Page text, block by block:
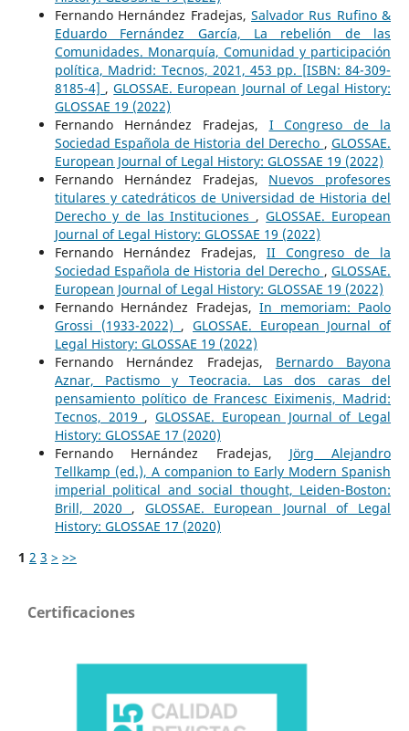
Fernando Hernández Fradejas, Salvador Rus Rufino &
Eduardo Fernández García, La rebelión de las
Comunidades. Monarquía, Comunidad y participación
política, Madrid: Tecnos, 2021, 453 pp. [ISBN: 84-309-
8185-4] ,GLOSSAE. European Journal of Legal History:
GLOSSAE 19 (2022)
Fernando Hernández Fradejas, I Congreso de la
Sociedad Española de Historia del Derecho ,GLOSSAE.
European Journal of Legal History: GLOSSAE 19 (2022)
Fernando Hernández Fradejas, Nuevos profesores
titulares y catedráticos de Universidad de Historia del
Derecho y de las Instituciones ,GLOSSAE. European
Journal of Legal History: GLOSSAE 19 (2022)
Fernando Hernández Fradejas, II Congreso de la
Sociedad Española de Historia del Derecho ,GLOSSAE.
European Journal of Legal History: GLOSSAE 19 (2022)
Fernando Hernández Fradejas,In memoriam: Paolo
Grossi (1933-2022) ,GLOSSAE. European Journal of
Legal History: GLOSSAE 19 (2022)
Fernando Hernández Fradejas, Bernardo Bayona
Aznar, Pactismo y Teocracia. Las dos caras del
pensamiento político de Francesc Eiximenis, Madrid:
Tecnos, 2019 ,GLOSSAE. European Journal of Legal
History: GLOSSAE 17 (2020)
Fernando Hernández Fradejas, Jörg Alejandro
Tellkamp (ed.), A companion to Early Modern Spanish
imperial political and social thought, Leiden-Boston:
Brill, 2020 , GLOSSAE. European Journal of Legal
History: GLOSSAE 17 (2020)
1 2 3 > >>
Certificaciones